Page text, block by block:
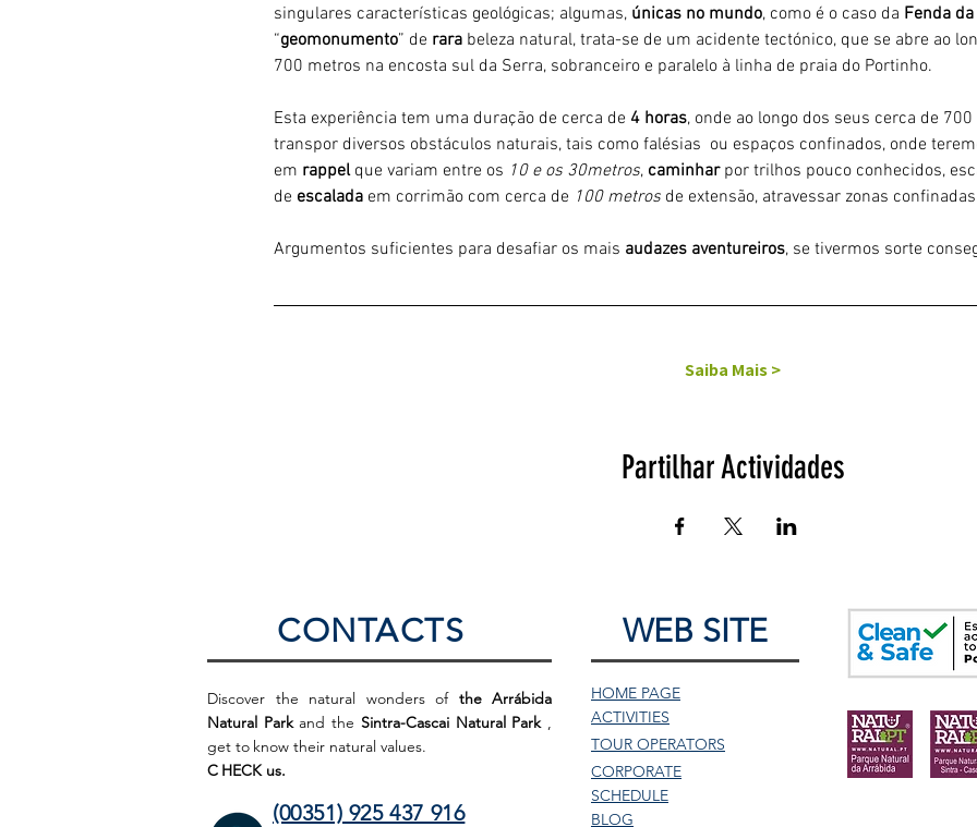
singulares características geológicas; algumas, únicas no mundo, como é o caso da Fenda
“geomonumento” de rara beleza natural, trata-se de um acidente tectónico, que se abre ao
700 metros na encosta sul da Serra, sobranceiro e paralelo à linha de praia do Portinho.
Esta experiência tem uma duração de cerca de 4 horas, onde ao longo dos seus cerca de
transpor diversos obstáculos naturais, tais como falésias  ou espaços confinados, onde
em rappel que variam entre os 10 e os 30metros, caminhar por trilhos pouco conhecidos,
de escalada em corrimão com cerca de 100 metros de extensão, atravessar zonas
Argumentos suficientes para desafiar os mais audazes aventureiros, se tivermos sorte
Saiba Mais >
Partilhar Actividades
CONTACTS
Discover the natural wonders of the Arrábida
Natural Parkand the Sintra-Cascai Natural Park,
get to know their natural values.
C HECK us.
(00351) 925 437 916
WEB SITE
HOME PAGE
ACTIVITIES
TOUR OPERATORS
CORPORATE
SCHEDULE
BLOG